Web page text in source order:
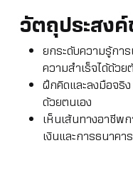
วัตถุประสง
ยกระดับความรู้การ
ความสำเร็จได้ด้วย
ฝึกคิดและลงมือจริ
ด้วยตนเอง
เห็นเส้นทางอาชีพ
เงินและการธนาคาร